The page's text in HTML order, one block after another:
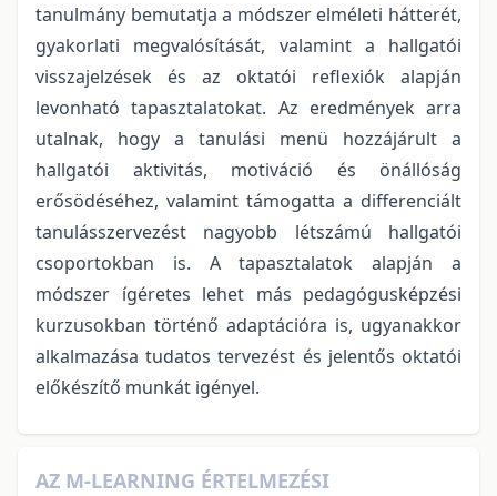
tanulmány bemutatja a módszer elméleti hátterét,
gyakorlati megvalósítását, valamint a hallgatói
visszajelzések és az oktatói reflexiók alapján
levonható tapasztalatokat. Az eredmények arra
utalnak, hogy a tanulási menü hozzájárult a
hallgatói aktivitás, motiváció és önállóság
erősödéséhez, valamint támogatta a differenciált
tanulásszervezést nagyobb létszámú hallgatói
csoportokban is. A tapasztalatok alapján a
módszer ígéretes lehet más pedagógusképzési
kurzusokban történő adaptációra is, ugyanakkor
alkalmazása tudatos tervezést és jelentős oktatói
előkészítő munkát igényel.
AZ M-LEARNING ÉRTELMEZÉSI